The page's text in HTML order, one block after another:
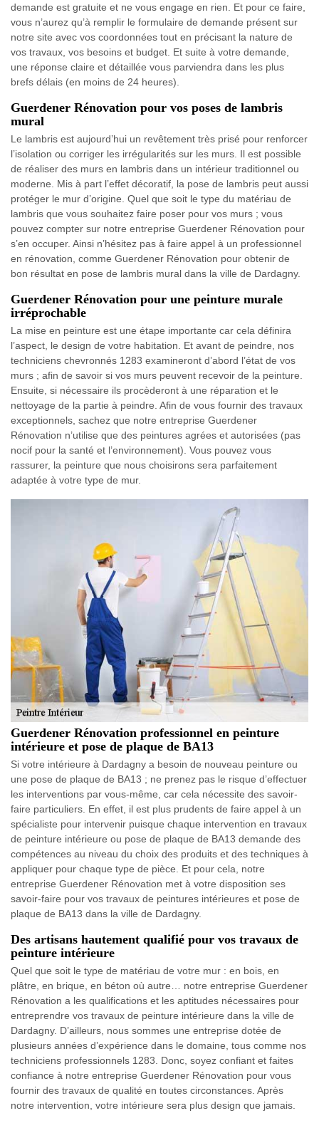
demande est gratuite et ne vous engage en rien. Et pour ce faire,
vous n’aurez qu’à remplir le formulaire de demande présent sur
notre site avec vos coordonnées tout en précisant la nature de
vos travaux, vos besoins et budget. Et suite à votre demande,
une réponse claire et détaillée vous parviendra dans les plus
brefs délais (en moins de 24 heures).
Guerdener Rénovation pour vos poses de lambris
mural
Le lambris est aujourd’hui un revêtement très prisé pour renforcer
l’isolation ou corriger les irrégularités sur les murs. Il est possible
de réaliser des murs en lambris dans un intérieur traditionnel ou
moderne. Mis à part l’effet décoratif, la pose de lambris peut aussi
protéger le mur d’origine. Quel que soit le type du matériau de
lambris que vous souhaitez faire poser pour vos murs ; vous
pouvez compter sur notre entreprise Guerdener Rénovation pour
s’en occuper. Ainsi n’hésitez pas à faire appel à un professionnel
en rénovation, comme Guerdener Rénovation pour obtenir de
bon résultat en pose de lambris mural dans la ville de Dardagny.
Guerdener Rénovation pour une peinture murale
irréprochable
La mise en peinture est une étape importante car cela définira
l’aspect, le design de votre habitation. Et avant de peindre, nos
techniciens chevronnés 1283 examineront d’abord l’état de vos
murs ; afin de savoir si vos murs peuvent recevoir de la peinture.
Ensuite, si nécessaire ils procèderont à une réparation et le
nettoyage de la partie à peindre. Afin de vous fournir des travaux
exceptionnels, sachez que notre entreprise Guerdener
Rénovation n’utilise que des peintures agrées et autorisées (pas
nocif pour la santé et l’environnement). Vous pouvez vous
rassurer, la peinture que nous choisirons sera parfaitement
adaptée à votre type de mur.
Guerdener Rénovation professionnel en peinture
intérieure et pose de plaque de BA13
Si votre intérieure à Dardagny a besoin de nouveau peinture ou
une pose de plaque de BA13 ; ne prenez pas le risque d’effectuer
les interventions par vous-même, car cela nécessite des savoir-
faire particuliers. En effet, il est plus prudents de faire appel à un
spécialiste pour intervenir puisque chaque intervention en travaux
de peinture intérieure ou pose de plaque de BA13 demande des
compétences au niveau du choix des produits et des techniques à
appliquer pour chaque type de pièce. Et pour cela, notre
entreprise Guerdener Rénovation met à votre disposition ses
savoir-faire pour vos travaux de peintures intérieures et pose de
plaque de BA13 dans la ville de Dardagny.
Des artisans hautement qualifié pour vos travaux de
peinture intérieure
Quel que soit le type de matériau de votre mur : en bois, en
plâtre, en brique, en béton où autre… notre entreprise Guerdener
Rénovation a les qualifications et les aptitudes nécessaires pour
entreprendre vos travaux de peinture intérieure dans la ville de
Dardagny. D’ailleurs, nous sommes une entreprise dotée de
plusieurs années d’expérience dans le domaine, tous comme nos
techniciens professionnels 1283. Donc, soyez confiant et faites
confiance à notre entreprise Guerdener Rénovation pour vous
fournir des travaux de qualité en toutes circonstances. Après
notre intervention, votre intérieure sera plus design que jamais.